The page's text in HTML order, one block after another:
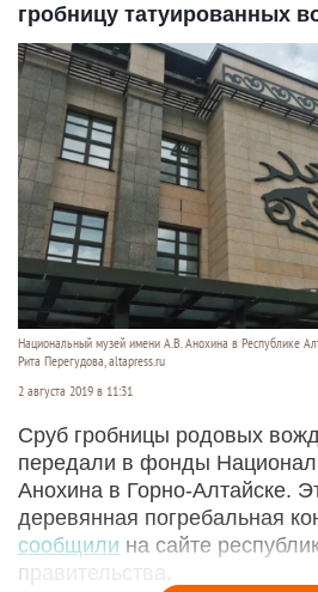
гробницу татуированных
Национальный музей имени А.В. Анохина в Республике
Рита Перегудова, altapress.ru
2 августа 2019 в 11:31
Сруб гробницы родовых
передали в фонды
Анохина в Горно-Алтайске.
деревянная погребальная
сообщили на сайте
правительства.